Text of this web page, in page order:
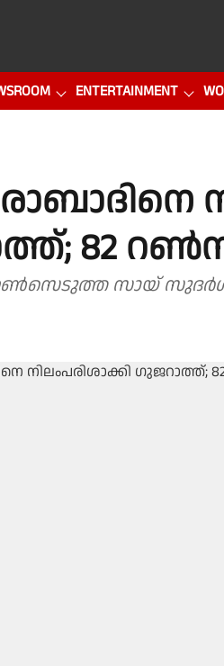
ENTERTAINMENT
82
റൺസെടുത്ത സായ്